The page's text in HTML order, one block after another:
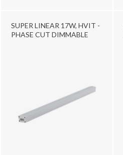
SUPER LINEAR 17W, HVIT -
PHASE CUT DIMMABLE